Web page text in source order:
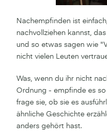
Nachempfinden ist
nachvollziehen kannst,
und so etwas sagen wie
nicht vielen Leuten
Was, wenn du ihr nicht
Ordnung - empfinde es
frage sie, ob sie es
ähnliche Geschichte
anders gehört hast.